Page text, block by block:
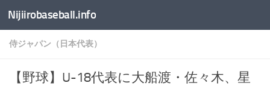
コンテンツへスキップ
Nijiirobaseball.info
侍ジャパン（日本代表）
【野球】U-18代表に大船渡・佐々木、星